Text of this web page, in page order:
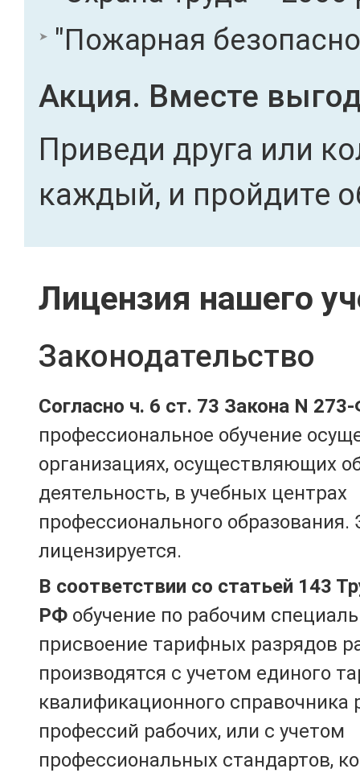
"Пожарная
Акция. Вместе
Приведи друга или
каждый, и пройдите
Лицензия нашего
Законодательство
Согласно ч. 6 ст. 73 Закона N
профессиональное обучение
организациях, осуществляющих
деятельность, в учебных центрах
профессионального образования.
лицензируется.
В соответствии со статьей 143
РФ обучение по рабочим
присвоение тарифных разрядов
производятся с учетом единого
квалификационного справочника
профессий рабочих, или с учетом
профессиональных стандартов,